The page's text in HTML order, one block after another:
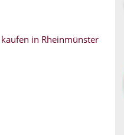
in Rheinmünster